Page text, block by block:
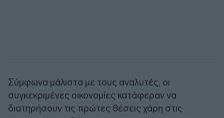
Σύμφωνα μάλιστα με τους αναλυτές, οι
συγκεκριμένες οικονομίες κατάφεραν να
διατηρήσουν τις πρώτες θέσεις χάρη στις